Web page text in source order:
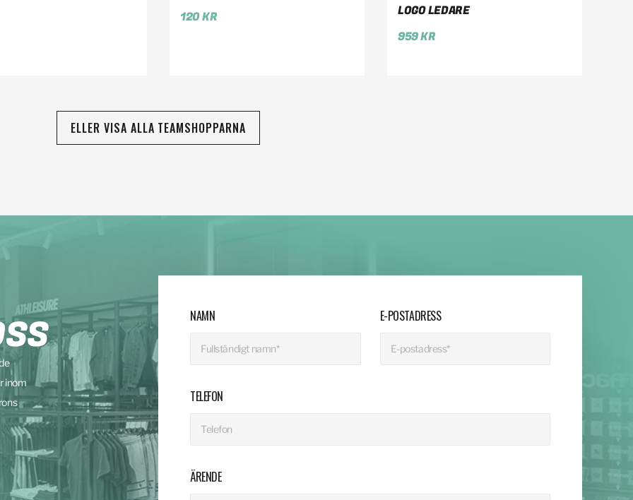
120KR
LOGO LEDARE
959KR
ELLER VISA ALLA TEAMSHOPPARNA
inom
NAMN E-POSTADRESS
TELEFON
ÄRENDE